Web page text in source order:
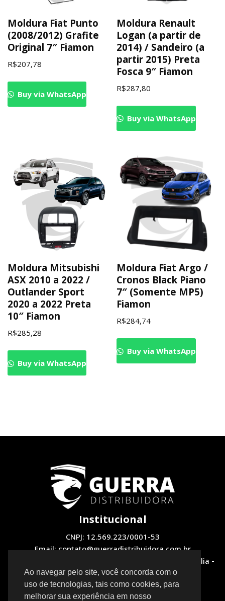
Moldura Fiat Punto
(2008/2012) Grafite
Original 7″ Fiamon
R$207,78
Buy via WhatsApp
Moldura Renault
Logan (a partir de
2014) / Sandeiro (a
partir 2015) Preta
Fosca 9″ Fiamon
R$287,80
Buy via WhatsApp
Moldura Mitsubishi
ASX 2010 a 2022 /
Outlander Sport
2020 a 2022 Preta
10″ Fiamon
R$285,28
Buy via WhatsApp
Moldura Fiat Argo /
Cronos Black Piano
7″ (Somente MP5)
Fiamon
R$284,74
Buy via WhatsApp
Institucional
CNPJ: 12.569.223/0001-53
Email: contato@guerradistribuidora.com.br
Endereço: QNH 1, LOTE 12 Loja 2 - Taguatinga, Brasília -
DF, 72130-510
Redes Sociais
Ao navegar pelo site, você concorda com o
uso de tecnologias, tais como cookies, para
melhorar sua experiência em nosso